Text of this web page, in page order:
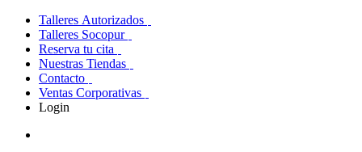
Talleres Autorizados
Talleres Socopur
Reserva tu cita
Nuestras Tiendas
Contacto
Ventas Corporativas
Login